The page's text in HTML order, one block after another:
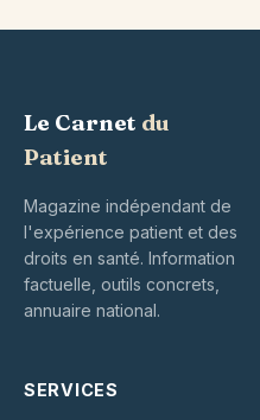
Le Carnet du
Patient
Magazine indépendant de
l'expérience patient et des
droits en santé. Information
factuelle, outils concrets,
annuaire national.
SERVICES